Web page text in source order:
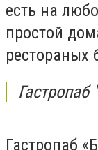
есть на
простой
рестораных
Гастропаб